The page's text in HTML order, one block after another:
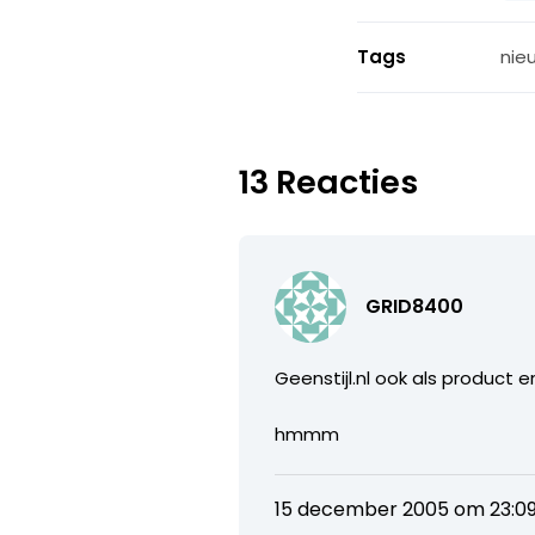
Tags
13 Reacties
GRID8400
Geenstijl.nl ook als product
hmmm
15 december 2005 om